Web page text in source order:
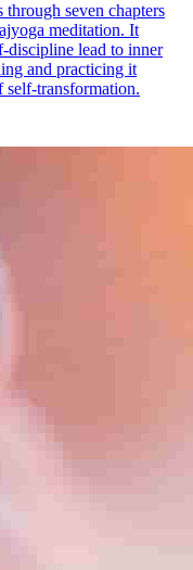
seven chapters
meditation. It
discipline lead to inner
and practicing it
self-transformation.